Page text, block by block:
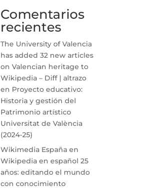
Comentarios
recientes
The University of Valencia
has added 32 new articles
on Valencian heritage to
Wikipedia – Diff | altrazo
en Proyecto educativo:
Historia y gestión del
Patrimonio artístico
Universitat de València
(2024-25)
Wikimedia España en
Wikipedia en español 25
años: editando el mundo
con conocimiento